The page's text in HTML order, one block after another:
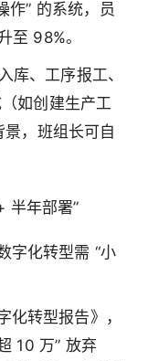
作” 的系统，员
至 98%。
库、工序报工、
如创建生产工
，班组长可自
半年部署”
字化转型需 “小
化转型报告》，
10 万” 放弃